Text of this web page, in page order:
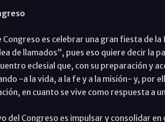
es celebrar una gran fiesta de la
de llamados”, pues eso quiere decir la
eclesial que, con su preparación y
-a la vida, a la fe y a la misión- y, por
en cuanto se vive como respuesta a
del Congreso es impulsar y consolidar en